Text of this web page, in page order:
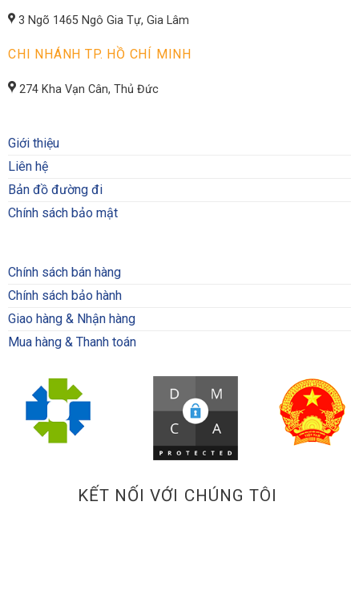
3 Ngõ 1465 Ngô Gia Tự, Gia Lâm
CHI NHÁNH TP. HỒ CHÍ MINH
274 Kha Vạn Cân, Thủ Đức
Giới thiệu
Liên hệ
Bản đồ đường đi
Chính sách bảo mật
Chính sách bán hàng
Chính sách bảo hành
Giao hàng & Nhận hàng
Mua hàng & Thanh toán
KẾT NỐI VỚI CHÚNG TÔI